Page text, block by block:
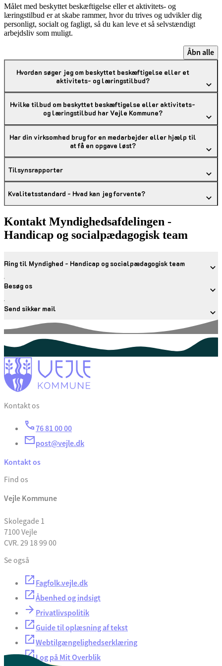
Målet med beskyttet beskæftigelse eller et aktivitets- og
læringstilbud er at skabe rammer, hvor du trives og udvikler dig
personligt, socialt og fagligt, så du kan leve et så selvstændigt
arbejdsliv som muligt.
Åbn alle
Hvordan søger jeg om beskyttet beskæftigelse eller et
aktivitets- og læringstilbud?
Hvilke tilbud om beskyttet beskæftigelse eller aktivitets-
og læringstilbud har Vejle Kommune?
Har din virksomhed brug for en medarbejder eller hjælp til
at få en opgave løst?
Tilsynsrapporter
Kvalitetsstandard - Hvad kan jeg forvente?
Kontakt Myndighedsafdelingen -
Handicap og socialpædagogisk team
Ring til Myndighed - Handicap og socialpædagogisk team
Besøg os
Send sikker mail
Kontakt os
76 81 00 00
post@vejle.dk
Kontakt os
Find os
Vejle Kommune
Skolegade 1
7100 Vejle
CVR. 29 18 99 00
Se også
Fagfolk.vejle.dk
Åbenhed og indsigt
Privatlivspolitik
Guide til oplæsning af tekst
Webtilgængelighedserklæring
Log på Mit Overblik